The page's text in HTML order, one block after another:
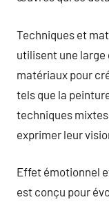
Techniques et
utilisent une large
matériaux pour
tels que la
techniques
exprimer leur
Effet émotionnel
est conçu pour